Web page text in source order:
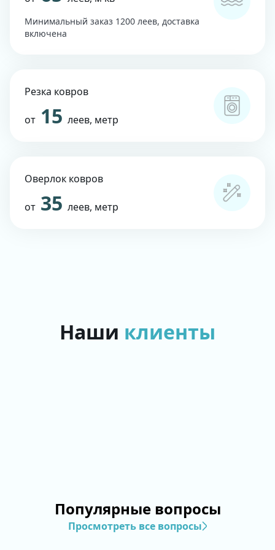
Минимальный заказ 1200 леев, доставка
включена
Резка ковров
от 15 леев, метр
Оверлок ковров
от 35 леев, метр
Наши клиенты
Популярные вопросы
Просмотреть все вопросы